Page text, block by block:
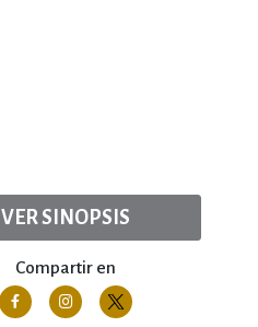
VER SINOPSIS
Compartir en